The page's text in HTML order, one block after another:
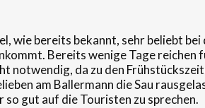
bereits bekannt, sehr beliebt bei
Bereits wenige Tage reichen
notwendig, da zu den
am Ballermann die Sau
gut auf die Touristen zu sprechen.